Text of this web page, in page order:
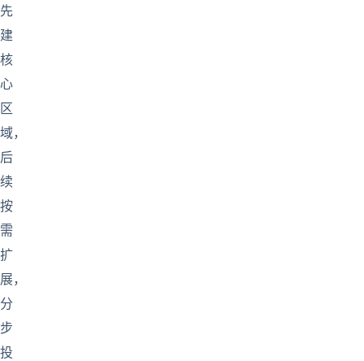
先
建
核
心
区
域，
后
续
按
需
扩
展，
分
步
投